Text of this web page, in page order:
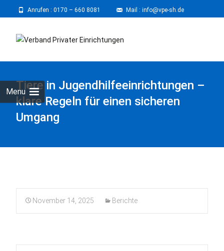
Anrufen : 0170 – 660 8081 Mail : info@vpe-sh.de
MenuTiere in Jugendhilfeeinrichtungen –
klare Regeln für einen sicheren
Umgang
November 14, 2025 Berichte